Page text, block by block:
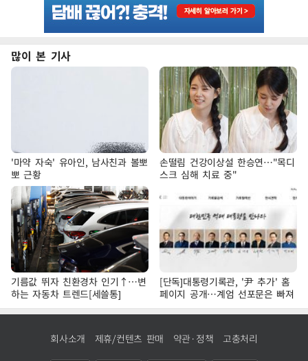
많이 본 기사
'마약 자숙' 유아인, 남사친과 볼뽀
뽀 근황
손떨림 건강이상설 한승연…"목디
스크 심해 치료 중"
기름값 뛰자 친환경차 인기↑…변
하는 자동차 트렌드[세쓸통]
[단독]대통령기록관, '尹 추가' 홈
페이지 공개…계엄 선포문은 빠져
회사소개 제휴/컨텐츠 판매 약관·정책 고충처리